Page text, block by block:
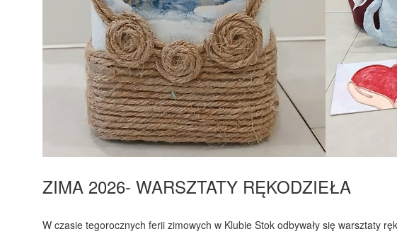
ZIMA 2026- WARSZTATY RĘKODZIEŁA
W czasie tegorocznych ferii zimowych w Klubie Stok odbywały się warsztaty